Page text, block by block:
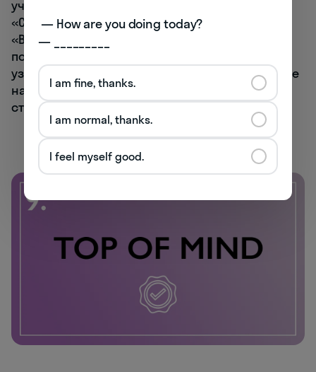
участвовали в опросах, где вас спрашивали:
«Слышали ли вы о такой-то марке?»,
«Встречалось ли вам это название за
последний месяц?», — это как раз проверка
узнаваемости. Разумеется, все бренды хотят ее
наращивать, чтобы, в конце концов, прийти к
статусуtop of mind.
— _________
I am fine, thanks.
I am normal, thanks.
I feel myself good.